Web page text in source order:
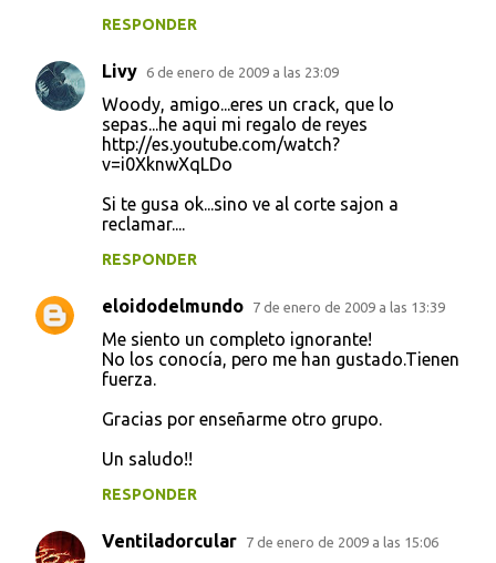
RESPONDER
Livy 6 de enero de 2009 a las 23:09
Woody, amigo...eres un crack, que lo
sepas...he aqui mi regalo de reyes
http://es.youtube.com/watch?
v=i0XknwXqLDo
Si te gusa ok...sino ve al corte sajon a
reclamar....
RESPONDER
eloidodelmundo 7 de enero de 2009 a las 13:39
Me siento un completo ignorante!
No los conocía, pero me han gustado.Tienen
fuerza.
Gracias por enseñarme otro grupo.
Un saludo!!
RESPONDER
Ventiladorcular 7 de enero de 2009 a las 15:06